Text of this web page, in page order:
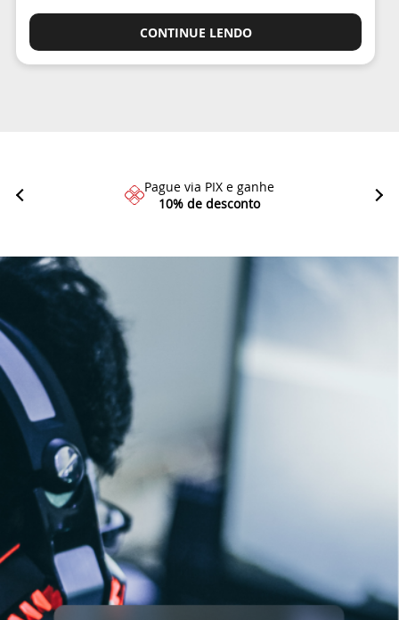
CONTINUE LENDO
Pague via PIX e ganhe
10% de desconto